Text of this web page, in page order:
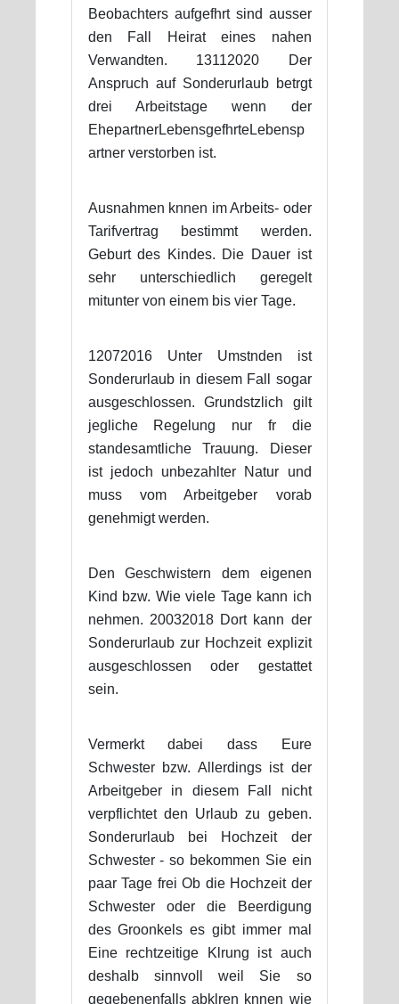
Beobachters aufgefhrt sind ausser
den Fall Heirat eines nahen
Verwandten. 13112020 Der
Anspruch auf Sonderurlaub betrgt
drei Arbeitstage wenn der
EhepartnerLebensgefhrteLebensp
artner verstorben ist.
Ausnahmen knnen im Arbeits- oder
Tarifvertrag bestimmt werden.
Geburt des Kindes. Die Dauer ist
sehr unterschiedlich geregelt
mitunter von einem bis vier Tage.
12072016 Unter Umstnden ist
Sonderurlaub in diesem Fall sogar
ausgeschlossen. Grundstzlich gilt
jegliche Regelung nur fr die
standesamtliche Trauung. Dieser
ist jedoch unbezahlter Natur und
muss vom Arbeitgeber vorab
genehmigt werden.
Den Geschwistern dem eigenen
Kind bzw. Wie viele Tage kann ich
nehmen. 20032018 Dort kann der
Sonderurlaub zur Hochzeit explizit
ausgeschlossen oder gestattet
sein.
Vermerkt dabei dass Eure
Schwester bzw. Allerdings ist der
Arbeitgeber in diesem Fall nicht
verpflichtet den Urlaub zu geben.
Sonderurlaub bei Hochzeit der
Schwester - so bekommen Sie ein
paar Tage frei Ob die Hochzeit der
Schwester oder die Beerdigung
des Groonkels es gibt immer mal
Eine rechtzeitige Klrung ist auch
deshalb sinnvoll weil Sie so
gegebenenfalls abklren knnen wie